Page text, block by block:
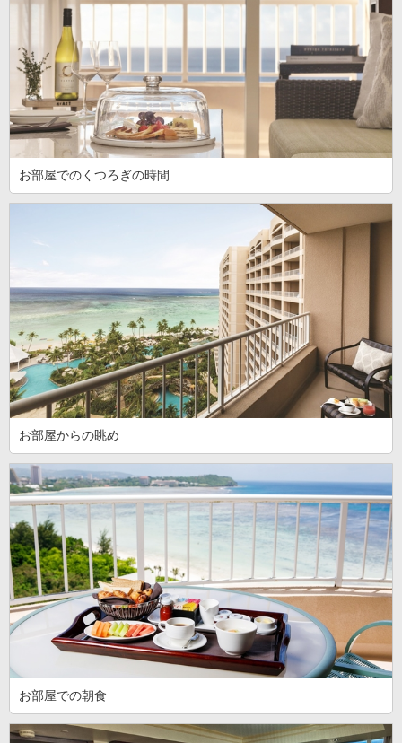
お部屋でのくつろぎの時間
お部屋からの眺め
お部屋での朝食